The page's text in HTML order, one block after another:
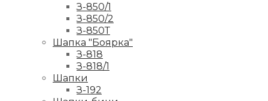
З-850/1
З-850/2
З-850Т
Шапка "Боярка"
З-818
З-818/1
Шапки
З-192